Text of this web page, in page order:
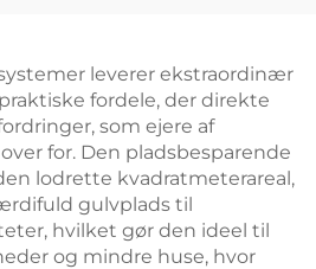
leverer ekstraordinær
fordele, der direkte
som ejere af
for. Den pladsbesparende
lodrette kvadratmeterareal,
gulvplads til
hvilket gør den ideel til
og mindre huse, hvor